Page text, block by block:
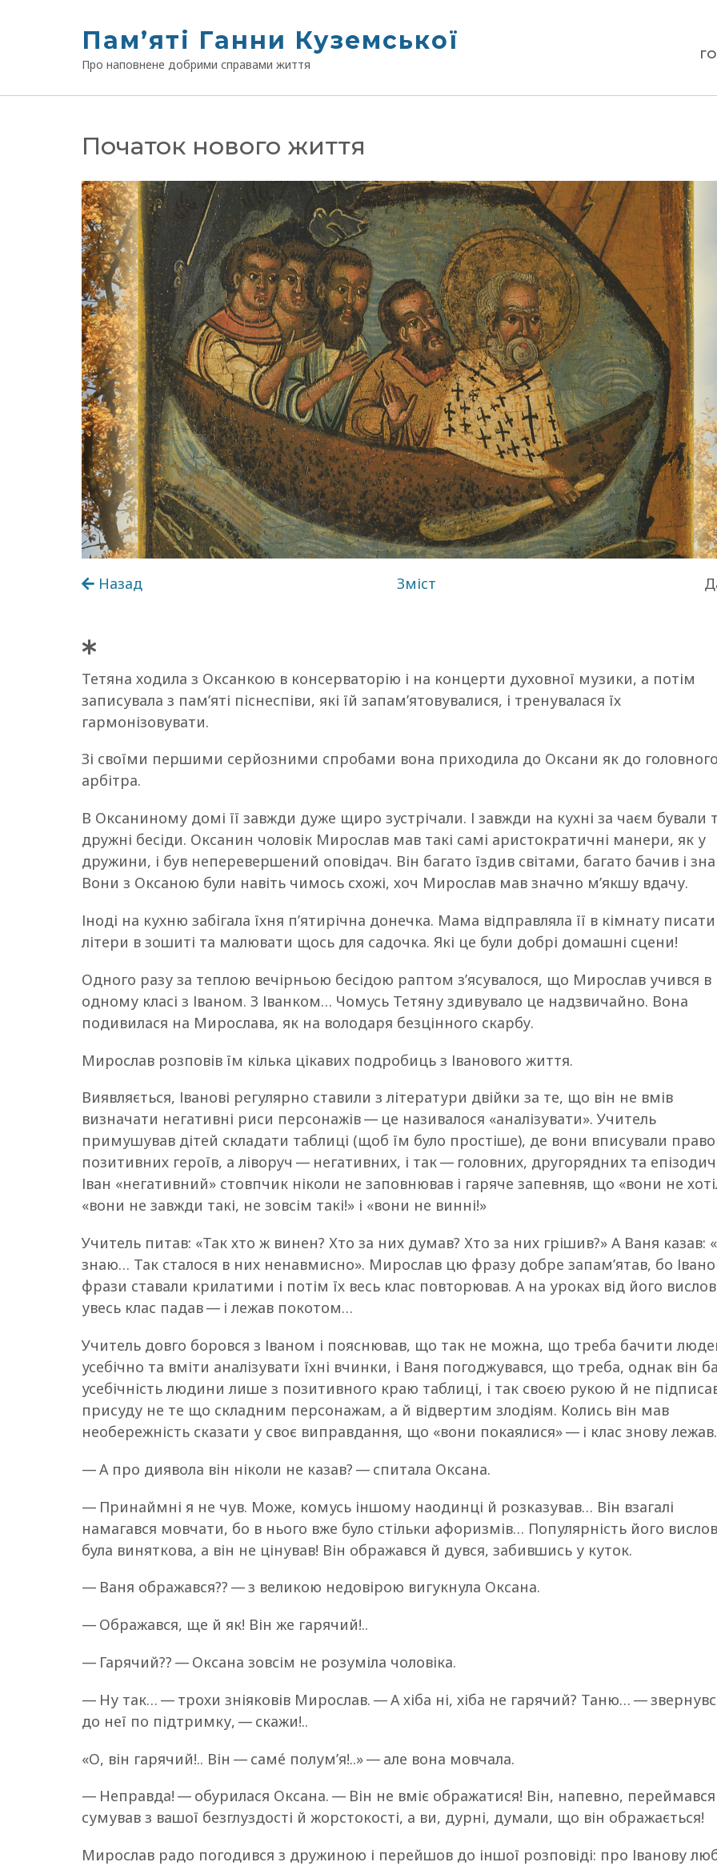
Памʼяті Ганни Куземської
Про наповнене добрими справами життя
Початок нового життя
Назад Зміст
Тетяна ходила з Оксанкою в консерваторію і на концерти духовної музики, а потім
записувала з пам’яті піснеспіви, які їй запам’ятовувалися, і тренувалася їх
гармонізовувати.
Зі своїми першими серйозними спробами вона приходила до Оксани як до головного
арбітра.
В Оксаниному домі її завжди дуже щиро зустрічали. І завжди на кухні за чаєм бували
дружні бесіди. Оксанин чоловік Мирослав мав такі самі аристократичні манери, як у
дружини, і був неперевершений оповідач. Він багато їздив світами, багато бачив і
Вони з Оксаною були навіть чимось схожі, хоч Мирослав мав значно м’якшу вдачу.
Іноді на кухню забігала їхня п’ятирічна донечка. Мама відправляла її в кімнату писати
літери в зошиті та малювати щось для садочка. Які це були добрі домашні сцени!
Одного разу за теплою вечірньою бесідою раптом з’ясувалося, що Мирослав учився в
одному класі з Іваном. З Іванком… Чомусь Тетяну здивувало це надзвичайно. Вона
подивилася на Мирослава, як на володаря безцінного скарбу.
Мирослав розповів їм кілька цікавих подробиць з Іванового життя.
Виявляється, Іванові регулярно ставили з літератури двійки за те, що він не вмів
визначати негативні риси персонажів — це називалося «аналізувати». Учитель
примушував дітей складати таблиці (щоб їм було простіше), де вони вписували
позитивних героїв, а ліворуч — негативних, і так — головних, другорядних та
Іван «негативний» стовпчик ніколи не заповнював і гаряче запевняв, що «вони не
«вони не завжди такі, не зовсім такі!» і «вони не винні!»
Учитель питав: «Так хто ж винен? Хто за них думав? Хто за них грішив?» А Ваня казав:
знаю… Так сталося в них ненавмисно». Мирослав цю фразу добре запам’ятав, бо
фрази ставали крилатими і потім їх весь клас повторював. А на уроках від його
увесь клас падав — і лежав покотом…
Учитель довго боровся з Іваном і пояснював, що так не можна, що треба бачити
усебічно та вміти аналізувати їхні вчинки, і Ваня погоджувався, що треба, однак він
усебічність людини лише з позитивного краю таблиці, і так своєю рукою й не
присуду не те що складним персонажам, а й відвертим злодіям. Колись він мав
необережність сказати у своє виправдання, що «вони покаялися» — і клас знову
— А про диявола він ніколи не казав? — спитала Оксана.
— Принаймні я не чув. Може, комусь іншому наодинці й розказував… Він взагалі
намагався мовчати, бо в нього вже було стільки афоризмів… Популярність його
була виняткова, а він не цінував! Він ображався й дувся, забившись у куток.
— Ваня ображався?? — з великою недовірою вигукнула Оксана.
— Ображався, ще й як! Він же гарячий!..
— Гарячий?? — Оксана зовсім не розуміла чоловіка.
— Ну так… — трохи зніяковів Мирослав. — А хіба ні, хіба не гарячий? Таню… —
до неї по підтримку, — скажи!..
«О, він гарячий!.. Він — саме́ полум’я!..» — але вона мовчала.
— Неправда! — обурилася Оксана. — Він не вміє ображатися! Він, напевно,
сумував з вашої безглуздості й жорстокості, а ви, дурні, думали, що він ображається!
Мирослав радо погодився з дружиною і перейшов до іншої розповіді: про Іванову